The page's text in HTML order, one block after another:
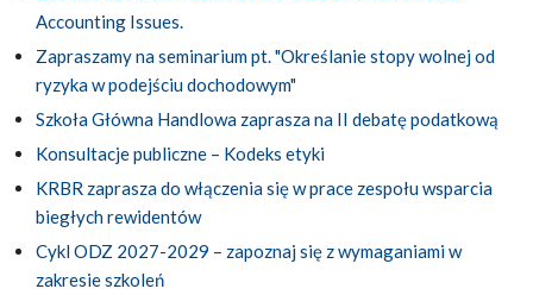
Accounting Issues.
Zapraszamy na seminarium pt. "Określanie stopy wolnej od
ryzyka w podejściu dochodowym"
Szkoła Główna Handlowa zaprasza na II debatę podatkową
Konsultacje publiczne – Kodeks etyki
KRBR zaprasza do włączenia się w prace zespołu wsparcia
biegłych rewidentów
Cykl ODZ 2027-2029 – zapoznaj się z wymaganiami w
zakresie szkoleń